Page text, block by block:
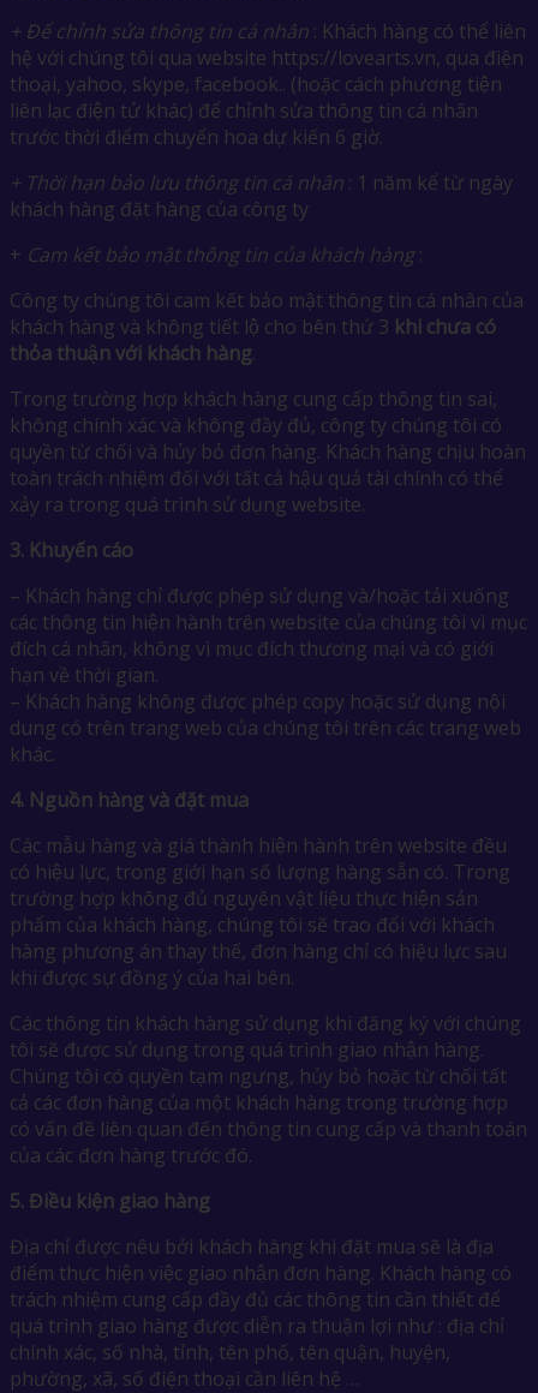
+ Để chỉnh sửa thông tin cá nhân : Khách hàng có thể liên
hệ với chúng tôi qua website https://lovearts.vn, qua điện
thoại, yahoo, skype, facebook.. (hoặc cách phương tiện
liên lạc điện tử khác) để chỉnh sửa thông tin cá nhân
trước thời điểm chuyển hoa dự kiến 6 giờ.
+ Thời hạn bảo lưu thông tin cá nhân : 1 năm kể từ ngày
khách hàng đặt hàng của công ty
+ Cam kết bảo mật thông tin của khách hàng :
Công ty chúng tôi cam kết bảo mật thông tin cá nhân của
khách hàng và không tiết lộ cho bên thứ 3 khi chưa có
thỏa thuận với khách hàng.
Trong trường hợp khách hàng cung cấp thông tin sai,
không chính xác và không đầy đủ, công ty chúng tôi có
quyền từ chối và hủy bỏ đơn hàng. Khách hàng chịu hoàn
toàn trách nhiệm đối với tất cả hậu quả tài chính có thể
xảy ra trong quá trình sử dụng website.
3. Khuyến cáo
– Khách hàng chỉ được phép sử dụng và/hoặc tải xuống
các thông tin hiện hành trên website của chúng tôi vì mục
đích cá nhân, không vì mục đích thương mại và có giới
hạn về thời gian.
– Khách hàng không được phép copy hoặc sử dụng nội
dung có trên trang web của chúng tôi trên các trang web
khác.
4. Nguồn hàng và đặt mua
Các mẫu hàng và giá thành hiện hành trên website đều
có hiệu lực, trong giới hạn số lượng hàng sẵn có. Trong
trường hợp không đủ nguyên vật liệu thực hiện sản
phẩm của khách hàng, chúng tôi sẽ trao đổi với khách
hàng phương án thay thế, đơn hàng chỉ có hiệu lực sau
khi được sự đồng ý của hai bên.
Các thông tin khách hàng sử dụng khi đăng ký với chúng
tôi sẽ được sử dụng trong quá trình giao nhận hàng.
Chúng tôi có quyền tạm ngưng, hủy bỏ hoặc từ chối tất
cả các đơn hàng của một khách hàng trong trường hợp
có vấn đề liên quan đến thông tin cung cấp và thanh toán
của các đơn hàng trước đó.
5. Điều kiện giao hàng
Địa chỉ được nêu bởi khách hàng khi đặt mua sẽ là địa
điểm thực hiện việc giao nhận đơn hàng. Khách hàng có
trách nhiệm cung cấp đầy đủ các thông tin cần thiết để
quá trình giao hàng được diễn ra thuận lợi như : địa chỉ
chính xác, số nhà, tỉnh, tên phố, tên quận, huyện,
phường, xã, số điện thoại cần liên hệ …